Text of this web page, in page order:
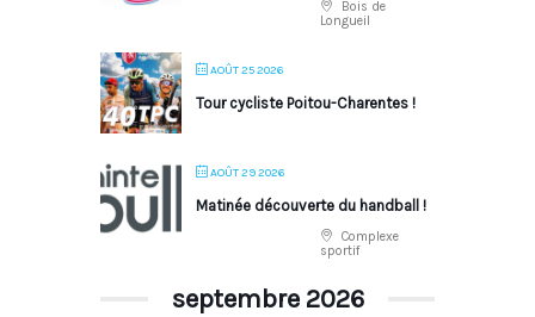
Bois de
Longueil
AOÛT 25 2026
Tour cycliste Poitou-Charentes !
AOÛT 29 2026
Matinée découverte du handball !
Complexe
sportif
septembre 2026